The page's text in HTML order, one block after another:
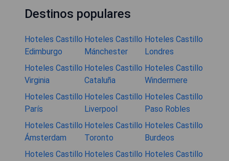
Destinos populares
Hoteles Castillo
Edimburgo
Hoteles Castillo
Mánchester
Hoteles Castillo
Londres
Hoteles Castillo
Virginia
Hoteles Castillo
Cataluña
Hoteles Castillo
Windermere
Hoteles Castillo
París
Hoteles Castillo
Liverpool
Hoteles Castillo
Paso Robles
Hoteles Castillo
Ámsterdam
Hoteles Castillo
Toronto
Hoteles Castillo
Burdeos
Hoteles Castillo Hoteles Castillo Hoteles Castillo